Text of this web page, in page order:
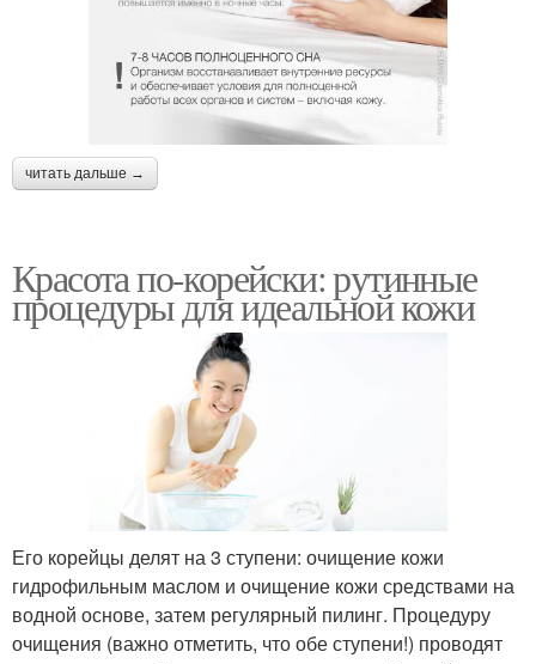
читать дальше →
Красота по-корейски: рутинные
процедуры для идеальной кожи
Его корейцы делят на 3 ступени: очищение кожи
гидрофильным маслом и очищение кожи средствами на
водной основе, затем регулярный пилинг. Процедуру
очищения (важно отметить, что обе ступени!) проводят